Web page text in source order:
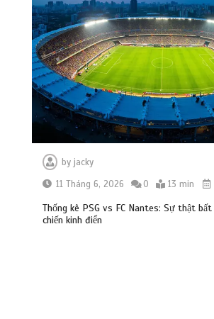
byjacky
11 Tháng 6, 2026
0 13 min
Thống kê PSG vs FC Nantes: Sự thật
chiến kinh điển